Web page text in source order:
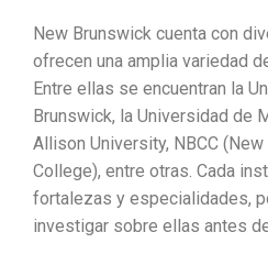
New Brunswick cuenta con
ofrecen una amplia variedad
Entre ellas se encuentran la
Brunswick, la Universidad de
Allison University, NBCC
College), entre otras. Cada
fortalezas y especialidades,
investigar sobre ellas antes